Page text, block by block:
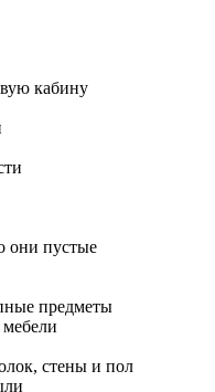
кабину
они пустые
предметы
стены и пол